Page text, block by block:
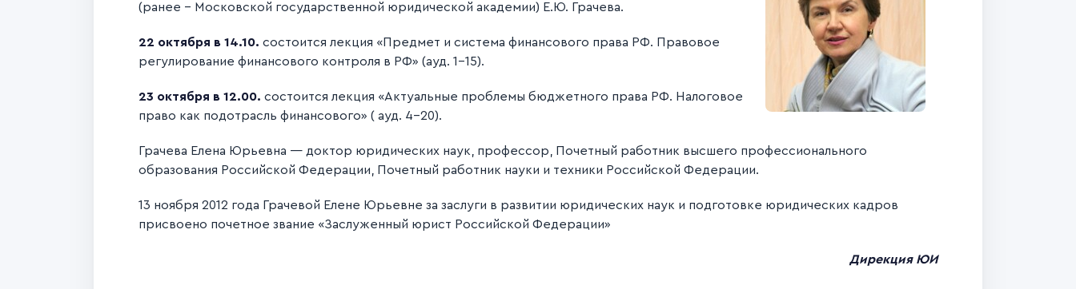
(ранее – Московской государственной юридической академии) Е.Ю. Грачева.
22 октября в 14.10. состоится лекция «Предмет и система финансового права РФ. Правовое
регулирование финансового контроля в РФ» (ауд. 1-15).
23 октября в 12.00. состоится лекция «Актуальные проблемы бюджетного права РФ. Налоговое
право как подотрасль финансового» ( ауд. 4-20).
Грачева Елена Юрьевна — доктор юридических наук, профессор, Почетный работник высшего профессионального
образования Российской Федерации, Почетный работник науки и техники Российской Федерации.
13 ноября 2012 года Грачевой Елене Юрьевне за заслуги в развитии юридических наук и подготовке юридических кадров
присвоено почетное звание «Заслуженный юрист Российской Федерации»
Дирекция ЮИ